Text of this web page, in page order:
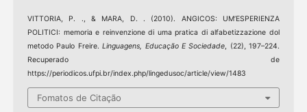
VITTORIA, P. ., & MARA, D. . (2010). ANGICOS: UM’ESPERIENZA
POLITICI: memoria e reinvenzione di uma pratica di alfabetizzazione dol
metodo Paulo Freire.Linguagens, Educação E Sociedade, (22), 197–224.
Recuperado de
https://periodicos.ufpi.br/index.php/lingedusoc/article/view/1483
Fomatos de Citação